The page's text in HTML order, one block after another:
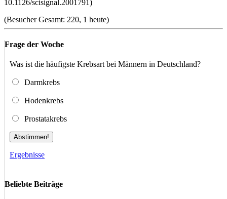
10.1126/scisignal.2001791)
(Besucher Gesamt: 220, 1 heute)
Frage der Woche
Was ist die häufigste Krebsart bei Männern in Deutschland?
Darmkrebs
Hodenkrebs
Prostatakrebs
Abstimmen!
Ergebnisse
Beliebte Beiträge